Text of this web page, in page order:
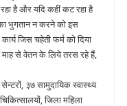
है और यदि कहीं कट रहा है
भुगतान न करने को इस
जिस चहेती फर्म को दिया
से वेतन के लिये तरस रहे हैं,
३७ सामुदायिक स्वास्थ्य
जिला महिला